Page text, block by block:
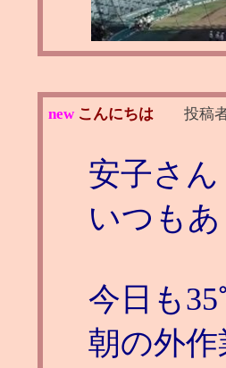
new こんにちは 投稿
安子さ
いつも
今日も
朝の外